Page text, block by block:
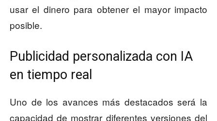
usar el dinero para obtener el mayor impacto
posible.
Publicidad personalizada con IA
en tiempo real
Uno de los avances más destacados será la
capacidad de mostrar diferentes versiones del